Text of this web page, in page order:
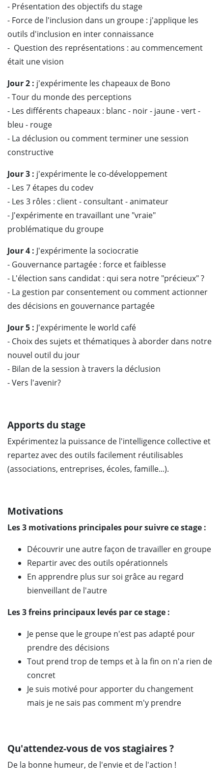
- Présentation des objectifs du stage
- Force de l'inclusion dans un groupe : j'applique les
outils d'inclusion en inter connaissance
- Question des représentations : au commencement
était une vision
Jour 2 : j'expérimente les chapeaux de Bono
- Tour du monde des perceptions
- Les différents chapeaux : blanc - noir - jaune - vert -
bleu - rouge
- La déclusion ou comment terminer une session
constructive
Jour 3 : j'expérimente le co-développement
- Les 7 étapes du codev
- Les 3 rôles : client - consultant - animateur
- J'expérimente en travaillant une "vraie"
problématique du groupe
Jour 4 : J'expérimente la sociocratie
- Gouvernance partagée : force et faiblesse
- L'élection sans candidat : qui sera notre "précieux" ?
- La gestion par consentement ou comment actionner
des décisions en gouvernance partagée
Jour 5 : J'expérimente le world café
- Choix des sujets et thématiques à aborder dans notre
nouvel outil du jour
- Bilan de la session à travers la déclusion
- Vers l'avenir?
Apports du stage
Expérimentez la puissance de l'intelligence collective et
repartez avec des outils facilement réutilisables
(associations, entreprises, écoles, famille...).
Motivations
Les 3 motivations principales pour suivre ce stage :
Découvrir une autre façon de travailler en groupe
Repartir avec des outils opérationnels
En apprendre plus sur soi grâce au regard
bienveillant de l'autre
Les 3 freins principaux levés par ce stage :
Je pense que le groupe n'est pas adapté pour
prendre des décisions
Tout prend trop de temps et à la fin on n'a rien de
concret
Je suis motivé pour apporter du changement
mais je ne sais pas comment m'y prendre
Qu'attendez-vous de vos stagiaires ?
De la bonne humeur, de l'envie et de l'action !